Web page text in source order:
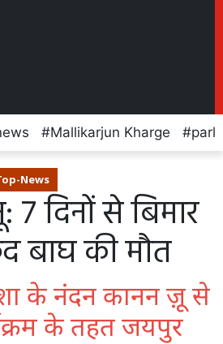
Mallikarjun Kharge
News
7 दिनों से बिमार
बाघ की मौत
के नंदन कानन ज़ू से
के तहत जयपुर